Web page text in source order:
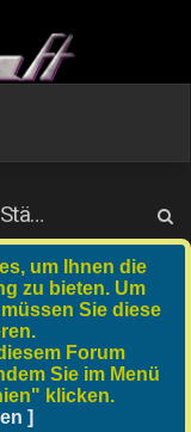
Städte und Anfängergrundstücke
u
Suche
um Ihnen die
zu bieten. Um
Sie diese
Forum
Sie im Menü
klicken.
]